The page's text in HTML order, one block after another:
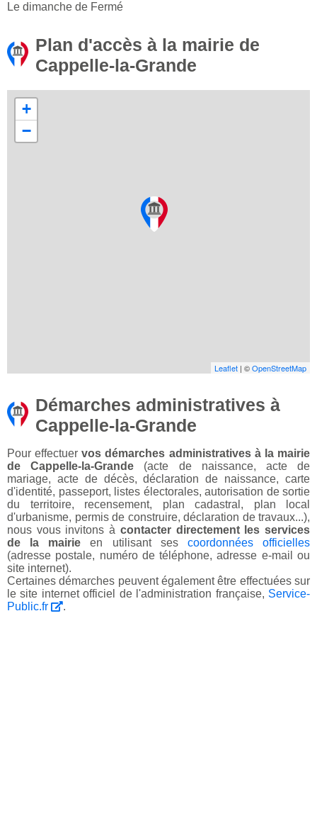
Le dimanche de Fermé
Plan d'accès à la mairie de
Cappelle-la-Grande
+
−
Leaflet | ©OpenStreetMap
Démarches administratives à
Cappelle-la-Grande
Pour effectuervos démarches administratives à la mairie
de Cappelle-la-Grande (acte de naissance, acte de
mariage, acte de décès, déclaration de naissance, carte
d'identité, passeport, listes électorales, autorisation de sortie
du territoire, recensement, plan cadastral, plan local
d'urbanisme, permis de construire, déclaration de travaux...),
nous vous invitons à contacter directement les services
de la mairie en utilisant ses coordonnées officielles
(adresse postale, numéro de téléphone, adresse e-mail ou
site internet).
Certaines démarches peuvent également être effectuées sur
le site internet officiel de l'administration française, Service-
Public.fr
.